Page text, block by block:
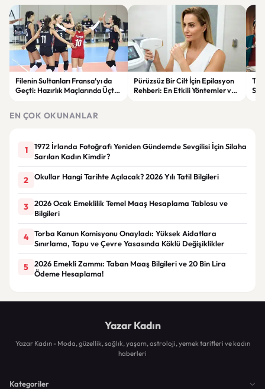
Filenin Sultanları Fransa’yı da
Geçti: Hazırlık Maçlarında Üçte
Pürüzsüz Bir Cilt İçin Epilasyon
Rehberi: En Etkili Yöntemler ve
EN ÇOK OKUNANLAR
1
1972 İrlanda Fotoğrafı Yeniden Gündemde Sevgilisi İçin Silaha
Sarılan Kadın Kimdir?
2 Okullar Hangi Tarihte Açılacak? 2026 Yılı Tatil Bilgileri
3
2026 Ocak Emeklilik Temel Maaş Hesaplama Tablosu ve
Bilgileri
4
Torba Kanun Komisyonu Onayladı: Yüksek Aidatlara
Sınırlama, Tapu ve Çevre Yasasında Köklü Değişiklikler
5
2026 Emekli Zammı: Taban Maaş Bilgileri ve 20 Bin Lira
Ödeme Hesaplama!
Yazar Kadın
Yazar Kadın - Moda, güzellik, sağlık, yaşam, astroloji, yemek tarifleri ve kadın
haberleri
Kategoriler